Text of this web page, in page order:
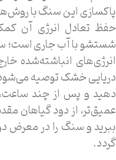
پاکسازی این سنگ با
حفظ تعادل انرژی آن
شستشو با آب جاری است؛
انرژی‌های انباشته‌شده
دریایی خشک توصیه
دهید و پس از چند ساعت،
عمیق‌تر، از دود گیاهان
ببرید و سنگ را در معرض
گردد.